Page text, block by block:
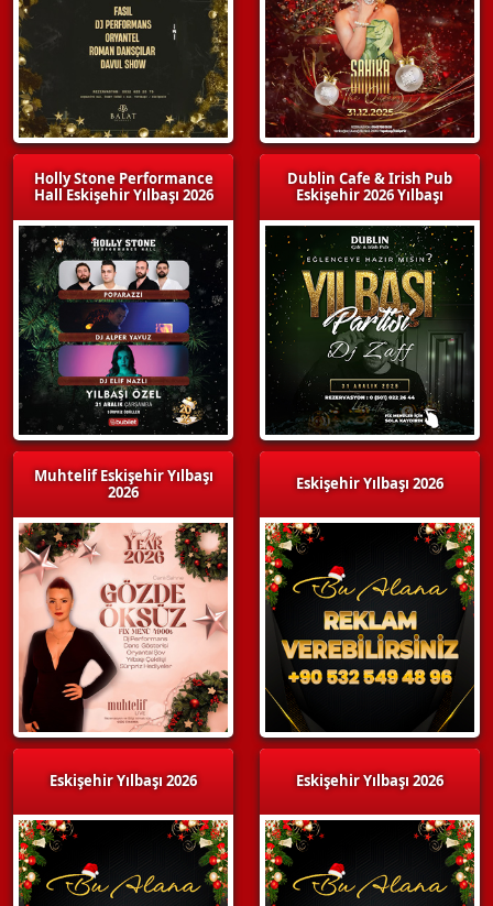
Holly Stone Performance
Hall Eskişehir Yılbaşı 2026
Muhtelif Eskişehir Yılbaşı
2026
Eskişehir Yılbaşı 2026
Dublin Cafe & Irish Pub
Eskişehir 2026 Yılbaşı
Eskişehir Yılbaşı 2026
Eskişehir Yılbaşı 2026